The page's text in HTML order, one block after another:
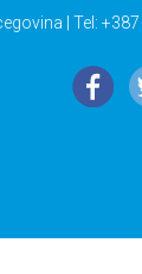
| Tel: